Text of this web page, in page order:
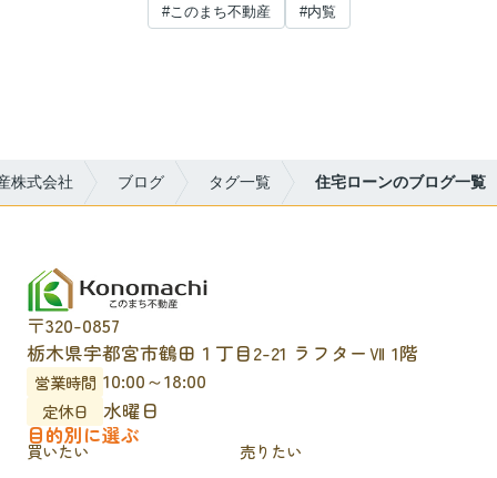
#このまち不動産 #内覧
株式会社 ブログ タグ一覧 住宅ローンのブログ一覧
〒320-0857
栃木県宇都宮市鶴田１丁目2-21 ラフターⅦ 1階
営業時間 10:00～18:00
定休日
水曜日
目的別に選ぶ
買いたい 売りたい